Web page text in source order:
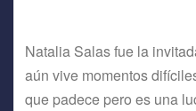
Natalia Salas fue la
aún vive momentos
que padece pero es una